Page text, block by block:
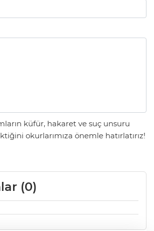
küfür, hakaret ve suç unsuru
okurlarımıza önemle hatırlatırız!
(0)